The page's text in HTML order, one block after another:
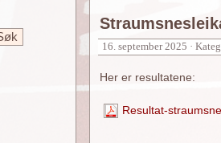
16. september 2025 ·
Her er resultatene:
Resultat-